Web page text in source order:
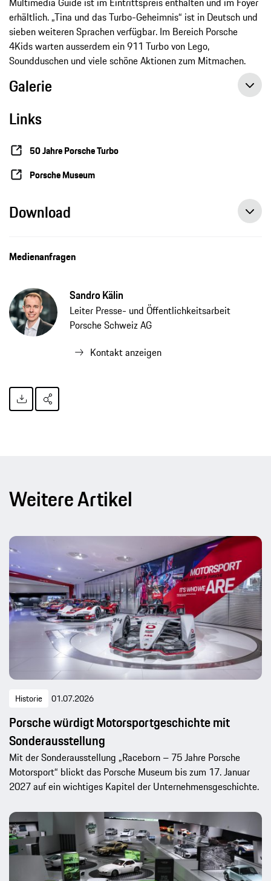
erhältlich. „Tina und das Turbo-Geheimnis“ ist in Deutsch und
sieben weiteren Sprachen verfügbar. Im Bereich Porsche
4Kids warten ausserdem ein 911 Turbo von Lego,
Soundduschen und viele schöne Aktionen zum Mitmachen.
Galerie
Links
50 Jahre Porsche Turbo
Porsche Museum
Download
Medienanfragen
Sandro Kälin
Leiter Presse- und Öffentlichkeitsarbeit
Porsche Schweiz AG
Kontakt anzeigen
Weitere Artikel
Historie 01.07.2026
Porsche würdigt Motorsportgeschichte mit
Sonderausstellung
Mit der Sonderausstellung „Raceborn – 75 Jahre Porsche
Motorsport“ blickt das Porsche Museum bis zum 17. Januar
2027 auf ein wichtiges Kapitel der Unternehmensgeschichte.